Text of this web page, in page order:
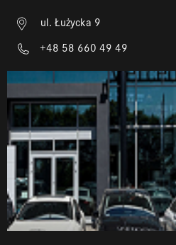
ul. Łużycka 9
+48 58 660 49 49